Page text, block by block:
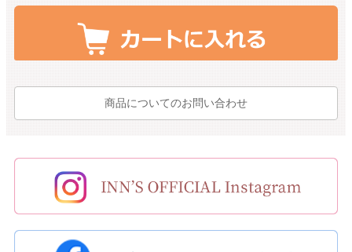
商品についてのお問い合わせ